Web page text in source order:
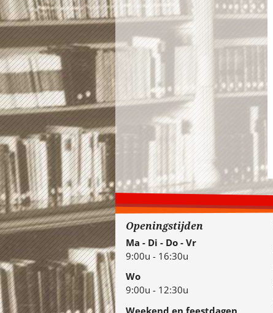
Openingstijden
Ma - Di - Do - Vr
9:00u - 16:30u
Wo
9:00u - 12:30u
Weekend en feestdagen